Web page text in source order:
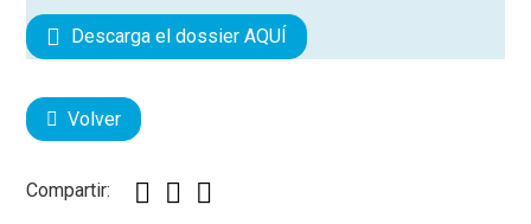
Descarga el dossier AQUÍ
Volver
Compartir: